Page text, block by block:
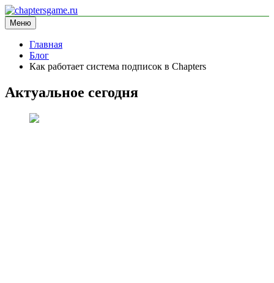
Перейти
к
содержимому
chaptersgame.ru
информационный сайт
Меню
Главная
Блог
Как работает система подписок в Chapters
Актуальное сегодня